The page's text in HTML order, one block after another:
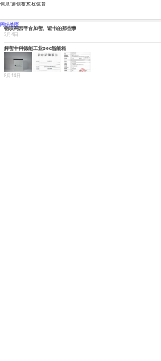
信息/通信技术-6t体育
物联网云平台加密、证书的那些事
3月4日
解密中科德能工业poe智能箱
8月14日
网站地图